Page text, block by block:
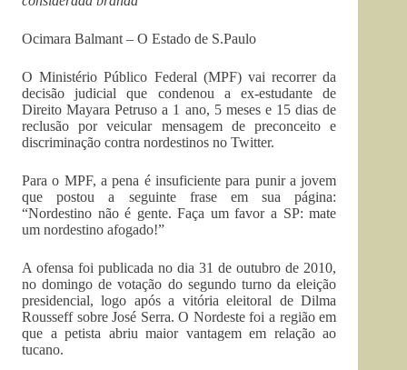
Ocimara Balmant – O Estado de S.Paulo
O Ministério Público Federal (MPF) vai recorrer da
decisão judicial que condenou a ex-estudante de
Direito Mayara Petruso a 1 ano, 5 meses e 15 dias de
reclusão por veicular mensagem de preconceito e
discriminação contra nordestinos no Twitter.
Para o MPF, a pena é insuficiente para punir a jovem
que postou a seguinte frase em sua página:
“Nordestino não é gente. Faça um favor a SP: mate
um nordestino afogado!”
A ofensa foi publicada no dia 31 de outubro de 2010,
no domingo de votação do segundo turno da eleição
presidencial, logo após a vitória eleitoral de Dilma
Rousseff sobre José Serra. O Nordeste foi a região em
que a petista abriu maior vantagem em relação ao
tucano.